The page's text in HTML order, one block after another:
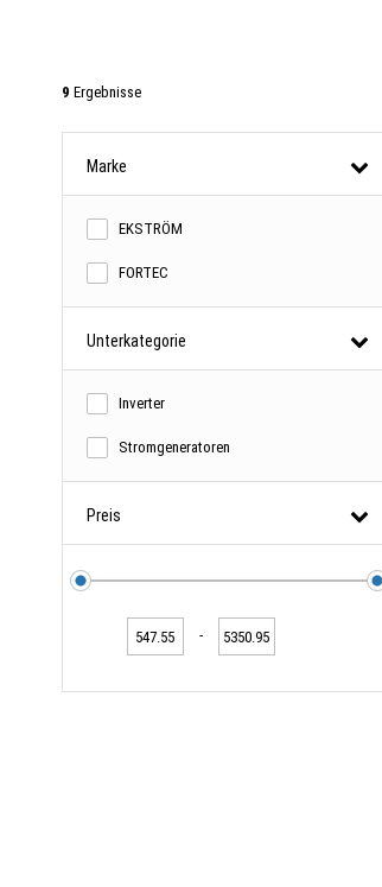
9 Ergebnisse
Marke
EKSTRÖM
FORTEC
Unterkategorie
Inverter
Stromgeneratoren
Preis
-